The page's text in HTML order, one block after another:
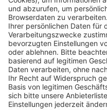
Pässe und Vereinswechsel
Trainerausbildung
Schulungsangebot
BFV-Geschäftsstellen
Trainerbörse
Login SpielPlus